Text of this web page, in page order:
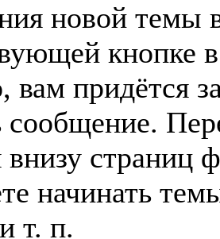
новой темы
кнопке
придётся
сообщение.
внизу
начинать
т. п.